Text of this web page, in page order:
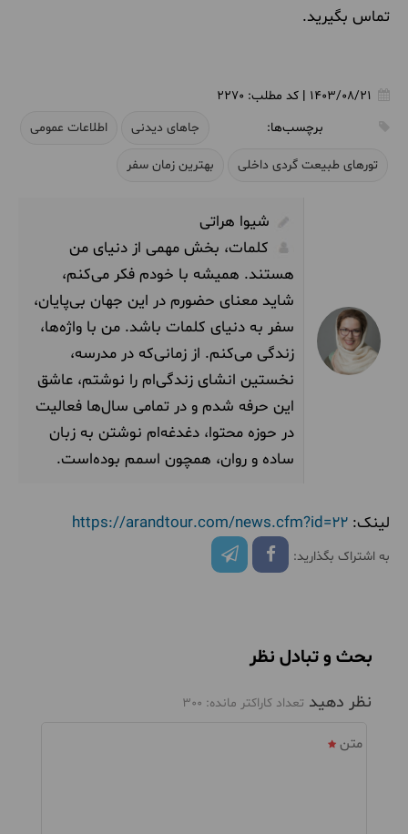
تماس بگیرید.
1403/08/21
| کد مطلب: 2270
برچسب‌ها:
جاهای دیدنی اطلاعات عمومی
تورهای طبیعت گردی داخلی بهترین زمان سفر
شیوا هراتی
کلمات، بخش مهمی از دنیای من
هستند. همیشه با خودم فکر می‌کنم،
شاید معنای حضورم در این جهان بی‌پایان،
سفر به دنیای کلمات باشد. من با واژه‌ها،
زندگی می‌کنم. از زمانی‌که در مدرسه،
نخستین انشای‌ زندگی‌ام را نوشتم، عاشق
این حرفه شدم و در تمامی سال‌ها فعالیت
در حوزه محتوا، دغدغه‌ام نوشتن به زبان
ساده و روان، همچون اسمم بوده‌است.
لینک: https://arandtour.com/news.cfm?id=22
به اشتراک بگذارید:
بحث و تبادل نظر
نظر دهید تعداد کاراکتر مانده: 300
متن